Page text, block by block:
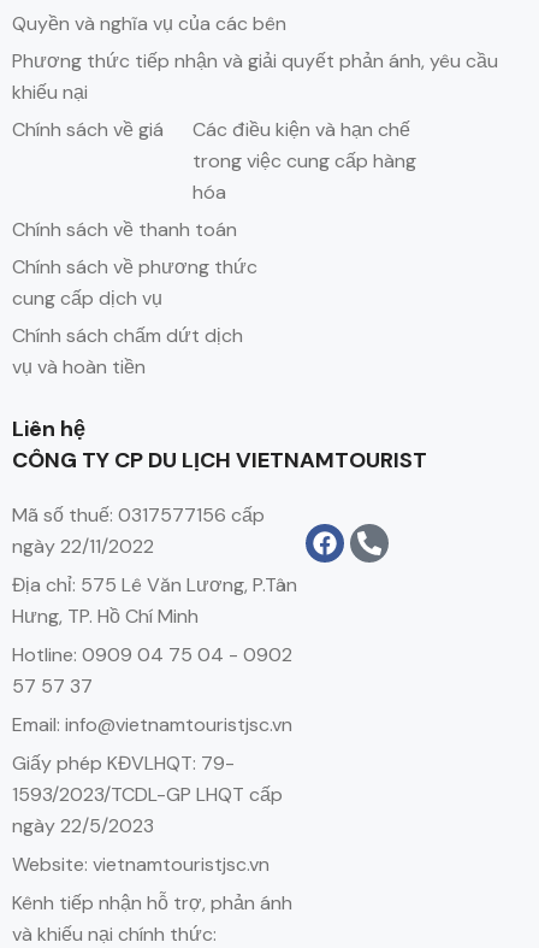
Quyền và nghĩa vụ của các bên
Phương thức tiếp nhận và giải quyết phản ánh, yêu cầu
khiếu nại
Chính sách về giá
Các điều kiện và hạn chế
trong việc cung cấp hàng
hóa
Chính sách về thanh toán
Chính sách về phương thức
cung cấp dịch vụ
Chính sách chấm dứt dịch
vụ và hoàn tiền
Liên hệ
CÔNG TY CP DU LỊCH VIETNAMTOURIST
Mã số thuế: 0317577156 cấp
ngày 22/11/2022
Địa chỉ: 575 Lê Văn Lương, P.Tân
Hưng, TP. Hồ Chí Minh
Hotline: 0909 04 75 04 - 0902
57 57 37
Email: info@vietnamtouristjsc.vn
Giấy phép KĐVLHQT: 79-
1593/2023/TCDL-GP LHQT cấp
ngày 22/5/2023
Website: vietnamtouristjsc.vn
Kênh tiếp nhận hỗ trợ, phản ánh
và khiếu nại chính thức: